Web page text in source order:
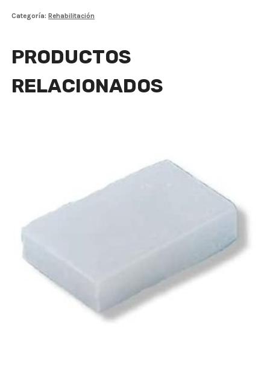
Categoría:Rehabilitación
PRODUCTOS
RELACIONADOS